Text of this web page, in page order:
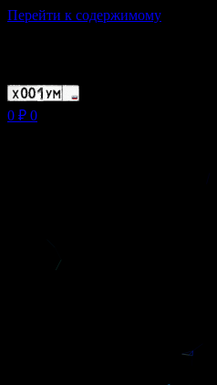
Перейти к содержимому
0 ₽ 0